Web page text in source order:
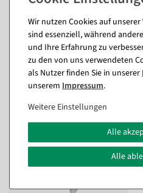
Passende Artikel
Wir nutzen Cookies auf
sind essenziell, während
und Ihre Erfahrung zu
zu den von uns verwendeten
als Nutzer finden Sie in unserer
unserem Impressum.
Weitere Einstellungen
Alle
Alle